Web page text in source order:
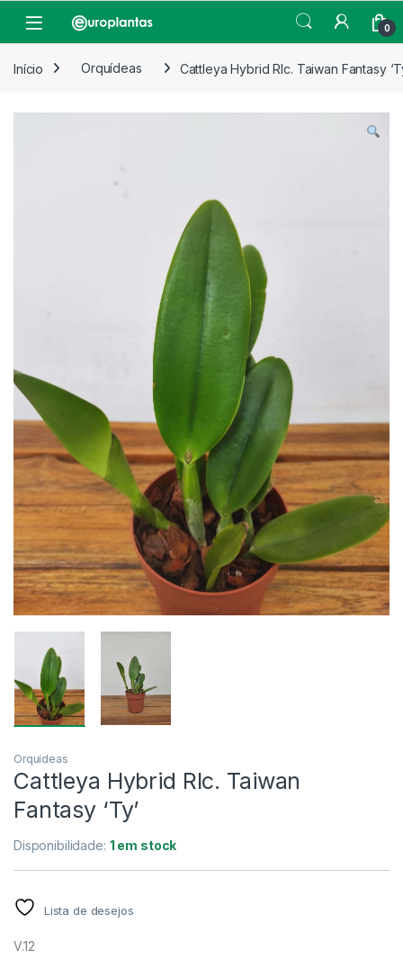
Open 0
Início Orquídeas Cattleya Hybrid Rlc. Taiwan Fantasy
Orquídeas
Cattleya Hybrid Rlc. Taiwan
Fantasy ‘Ty’
Disponibilidade: 1 em stock
Lista de desejos
V.12